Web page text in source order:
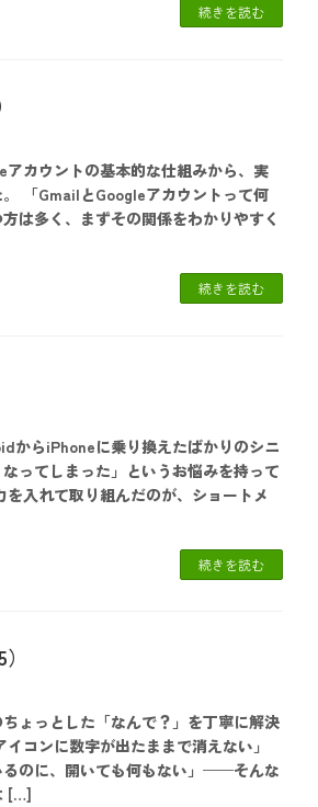
続きを読む
カウントの基本的な仕組みから、実
「GmailとGoogleアカウントって何
は多く、まずその関係をわかりやすく
続きを読む
からiPhoneに乗り換えたばかりのシニ
ってしまった」というお悩みを持って
入れて取り組んだのが、ショートメ
続きを読む
ょっとした「なんで？」を丁寧に解決
コンに数字が出たままで消えない」
るのに、開いても何もない」——そんな
[…]